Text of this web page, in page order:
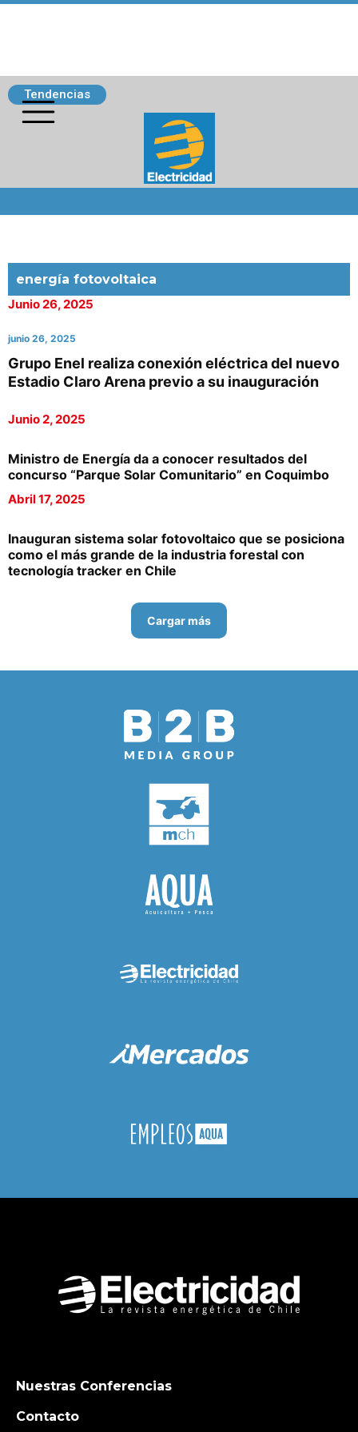
Tendencias
energía fotovoltaica
Junio 26, 2025
junio 26, 2025
Grupo Enel realiza conexión eléctrica del nuevo
Estadio Claro Arena previo a su inauguración
Junio 2, 2025
Ministro de Energía da a conocer resultados del
concurso “Parque Solar Comunitario” en Coquimbo
Abril 17, 2025
Inauguran sistema solar fotovoltaico que se posiciona
como el más grande de la industria forestal con
tecnología tracker en Chile
Cargar más
Nuestras Conferencias
Contacto